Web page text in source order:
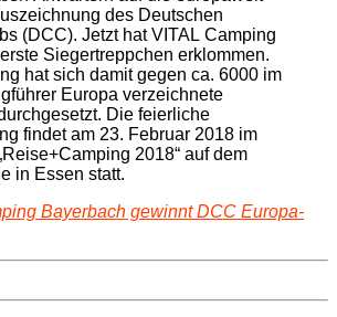
des Deutschen
(DCC). Jetzt hat VITAL Camping
Siegertreppchen erklommen.
hat sich damit gegen ca. 6000 im
Europa verzeichnete
Die feierliche
findet am 23. Februar 2018 im
2018“ auf dem
in Essen statt.
Bayerbach gewinnt DCC Europa-